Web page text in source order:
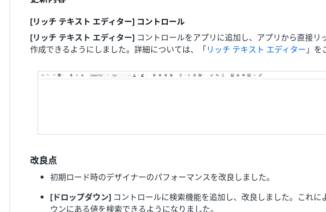
[リッチ テキスト エディター] コントロール
[リッチ テキスト エディター] コントロールをアプリに追加し、アプリから直接リ
作成できるようにしました。詳細については、「リッチ テキスト エディター 」を
改良点
初期ロード時のデザイナーのパフォーマンスを改良しました。
[ドロップダウン] コントロールに検索機能を追加し、改良しました。これに
ウンにある値を検索できるようになりました。